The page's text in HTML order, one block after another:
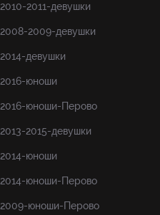
2010-2011-девушки
2008-2009-девушки
2014-девушки
2016-юноши
2016-юноши-Перово
2013-2015-девушки
2014-юноши
2014-юноши-Перово
2009-юноши-Перово